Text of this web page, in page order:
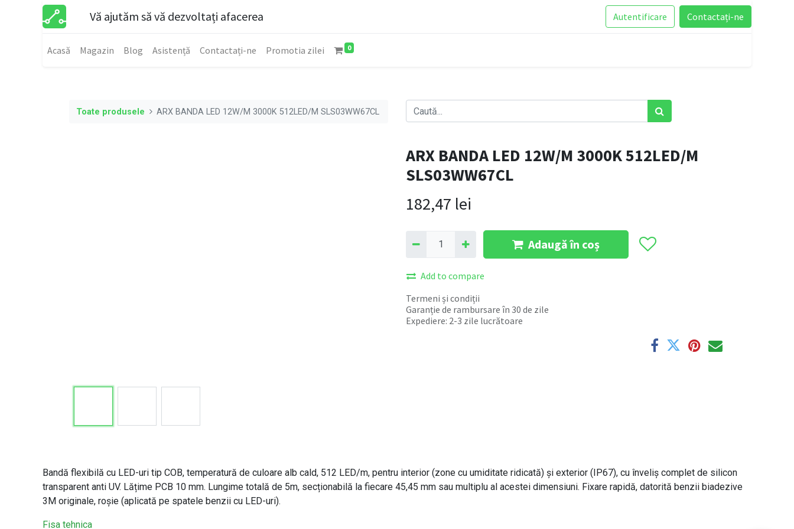
Vă ajutăm să vă dezvoltați afacerea Autentificare Contactați-ne
Acasă Magazin Blog Asistență Contactați-ne Promotia zilei 0
Toate produsele ARX BANDA LED 12W/M 3000K 512LED/M SLS03WW67CL
ARX BANDA LED 12W/M 3000K 512LED/M
SLS03WW67CL
182,47 lei
Adaugă în coș
Add to compare
Termeni și condiții
Garanție de rambursare în 30 de zile
Expediere: 2-3 zile lucrătoare
Bandă flexibilă cu LED-uri tip COB, temperatură de culoare alb cald, 512 LED/m, pentru interior (zone cu umiditate ridicată) și exterior (IP67), cu înveliș complet de silicon
transparent anti UV. Lățime PCB 10 mm. Lungime totală de 5m, secționabilă la fiecare 45,45 mm sau multiplu al acestei dimensiuni. Fixare rapidă, datorită benzii biadezive
3M originale, roșie (aplicată pe spatele benzii cu LED-uri).
Fisa tehnica